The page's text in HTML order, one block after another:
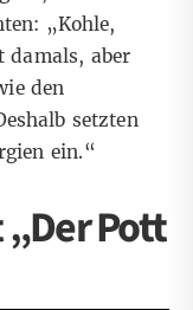
„Kohle,
damals, aber
den
setzten
ein.“
Pott